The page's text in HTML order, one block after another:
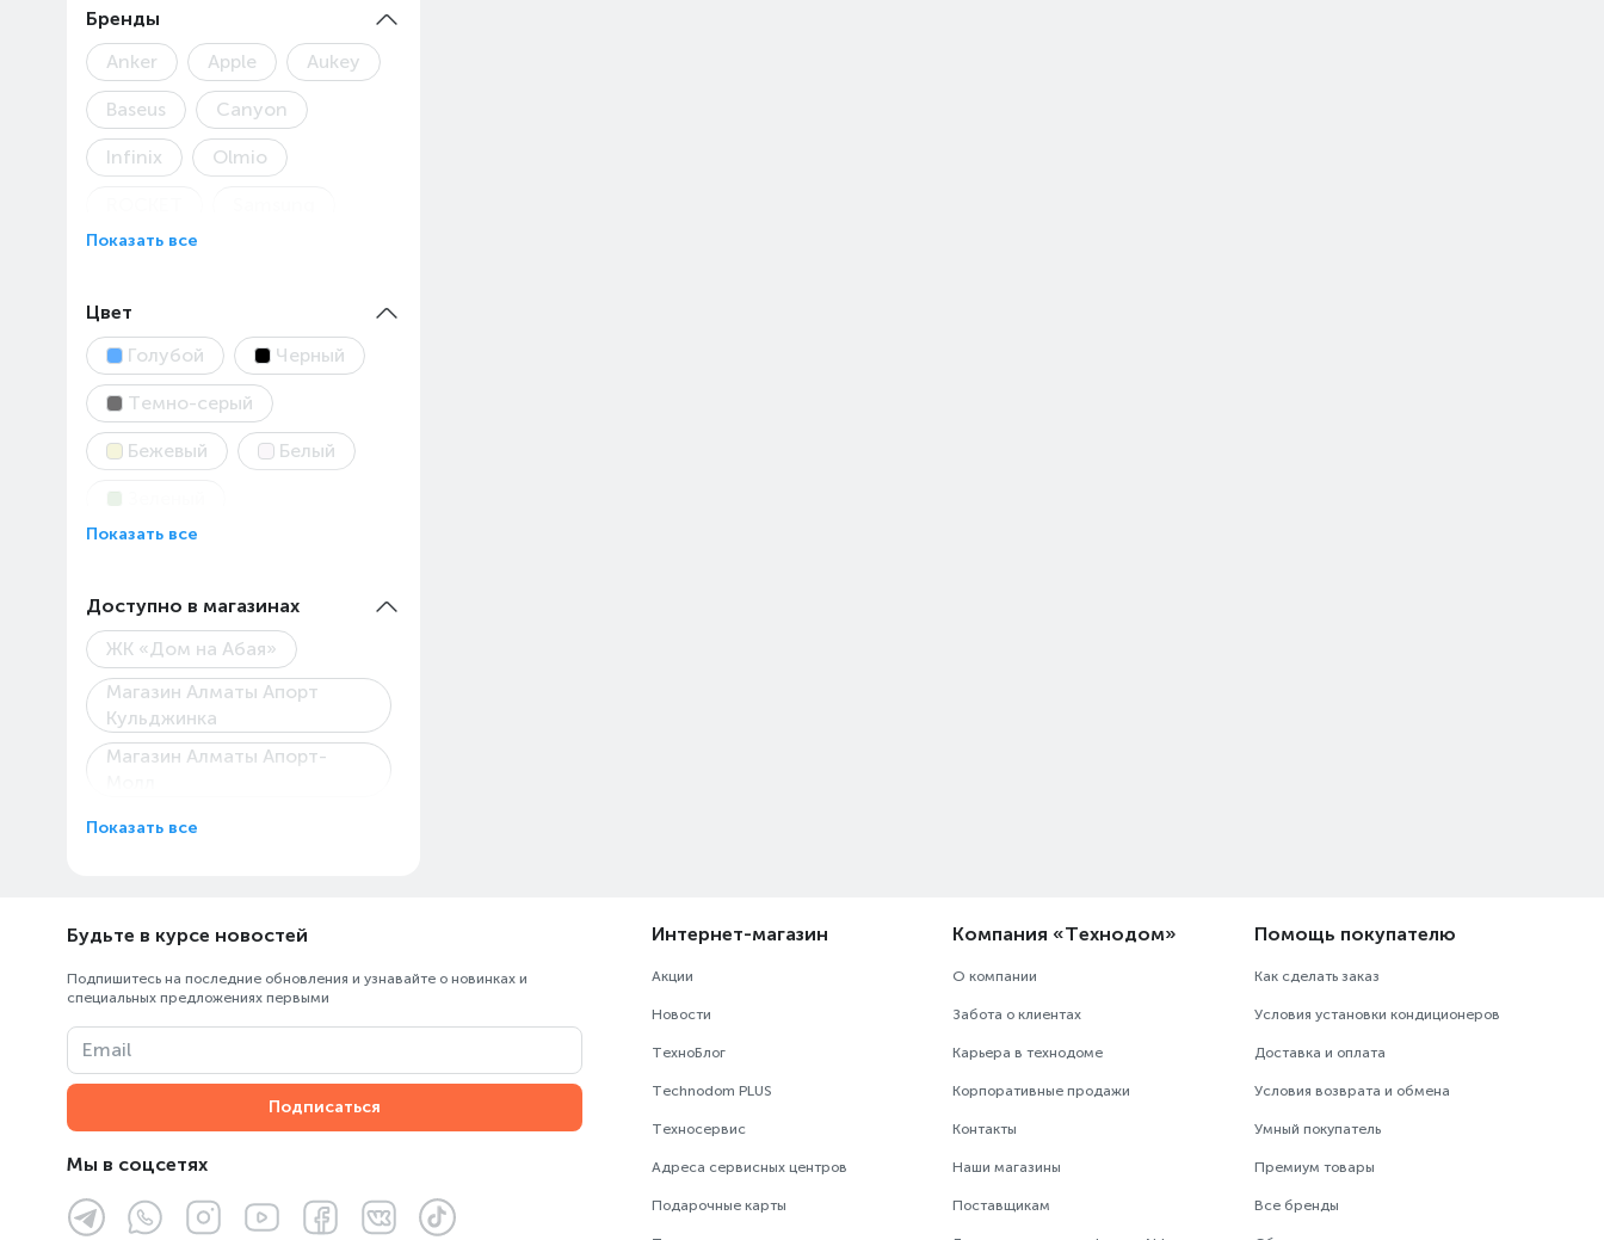
Бренды
Anker
Apple Aukey
Baseus Canyon
Infinix Olmio
TTEC
Показать все
Цвет
Голубой
Черный
Темно-серый
Бежевый Белый
Светло-серый
Показать все
Доступно в магазинах
ЖК «Дом на Абая»
Магазин Алматы Апорт
Кульджинка
Магазин Алматы Апорт-
Магазин Алматы Мега «Mega
Магазин Технодом на
Пункт выдачи Каскелен
Абылай Хана
Пункт выдачи Центрального
склада ОРПТ
ТК «Армада»
ТРЦ «Almaty Mall»
ТРЦ «Asia Park»
Показать все
Будьте в курсе новостей
Подпишитесь на последние обновления и узнавайте о новинках и
специальных предложениях первыми
Email
Подписаться
Мы в соцсетях
Интернет-магазин
Акции
Новости
ТехноБлог
Technodom PLUS
Техносервис
Адреса сервисных центров
Подарочные карты
Компания «Технодом»
О компании
Забота о клиентах
Карьера в технодоме
Корпоративные продажи
Контакты
Наши магазины
Поставщикам
Помощь покупателю
Как сделать заказ
Условия установки кондиционеров
Доставка и оплата
Условия возврата и обмена
Умный покупатель
Премиум товары
Все бренды